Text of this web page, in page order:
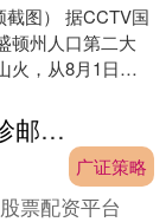
截图） 据CCTV国
顿州人口第二大
火，从8月1日起
广证策略 全球珍邮荟萃丨澳门2026世界集邮展览邀您共赏
广证策略
股票配资平台